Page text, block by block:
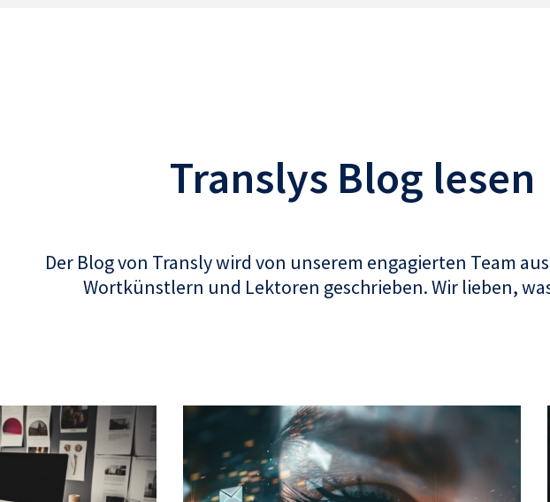
Translys Blog lesen
Der Blog von Transly wird von unserem engagierten Team
Wortkünstlern und Lektoren geschrieben. Wir lieben,